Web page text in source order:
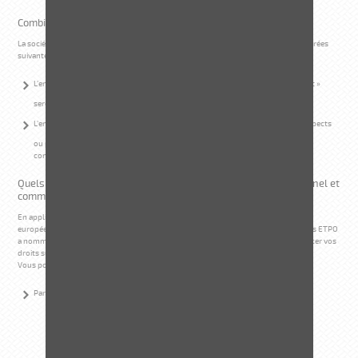
Combien de temps vos données seront-elles conservées ?
La société Spie batignolles ETPO conservera vos données personnelles pour les durées
suivantes :
L’ensemble des données personnelles collectées auprès de l’internaute « client »
seront conservées pour toute la durée de la relation commerciale.
L’ensemble des données personnelles collectées auprès de l’internaute « prospects
ou prescripteurs », seront conservées pendant 3 années à compter du dernier
contact émanant de l’internaute.
Quels sont vos droits à l’accès aux données à caractère personnel et
comment les exercer ?
En application de la loi Informatique et Libertés de 1978 modifiée, et du Règlement
européen de la protection des données (RGPD 2016/679) la société Spie batignolles ETPO
a nommé un délégué à la protection des données auprès duquel vous pouvez exercer vos
droits sur vos données personnelles.
Vous pouvez adresser votre demande (en justifiant de votre identité) :
Par voie postale :